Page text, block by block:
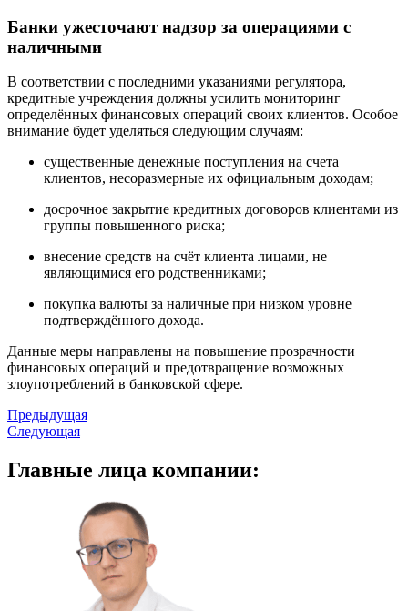
Банки ужесточают надзор за операциями с
наличными
В соответствии с последними указаниями регулятора,
кредитные учреждения должны усилить мониторинг
определённых финансовых операций своих клиентов. Особое
внимание будет уделяться следующим случаям:
существенные денежные поступления на счета
клиентов, несоразмерные их официальным доходам;
досрочное закрытие кредитных договоров клиентами из
группы повышенного риска;
внесение средств на счёт клиента лицами, не
являющимися его родственниками;
покупка валюты за наличные при низком уровне
подтверждённого дохода.
Данные меры направлены на повышение прозрачности
финансовых операций и предотвращение возможных
злоупотреблений в банковской сфере.
Предыдущая
Следующая
Главные лица компании: